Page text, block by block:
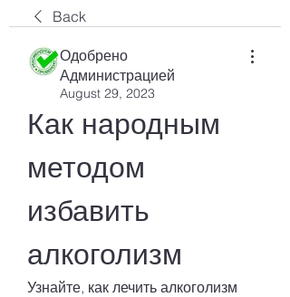
Back
Одобрено
Администрацией
August 29, 2023
Как народным
методом
избавить
алкоголизм
Узнайте, как лечить алкоголизм